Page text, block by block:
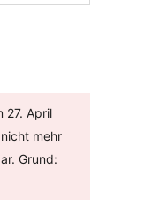
27. April
mehr
Grund: